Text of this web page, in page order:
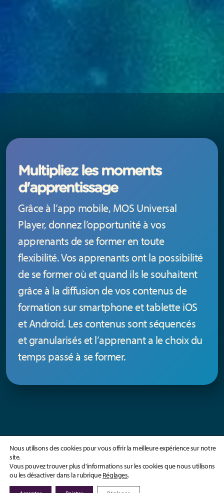
Multipliez les moments
d'apprentissage
Grâce à l’app mobile, MOS Universal
Player, donnez l’opportunité à vos
apprenants de se former en toute
flexibilité. Vos apprenants ont la possibilité
de se former où et quand ils le souhaitent
grâce à la diffusion de vos contenus de
formation sur smartphone et tablette iOS
et Android. Les contenus sont séquencés
et granularisés et l’apprenant a le choix du
temps passé à se former.
Pourquoi utiliser le Mobile
Learning ?
Nous utilisons des cookies pour vous offrir la meilleure expérience sur notre
site.
Vous pouvez trouver plus d'informations sur les cookies que nous utilisons
ou les désactiver dans la rubriqueRéglages.